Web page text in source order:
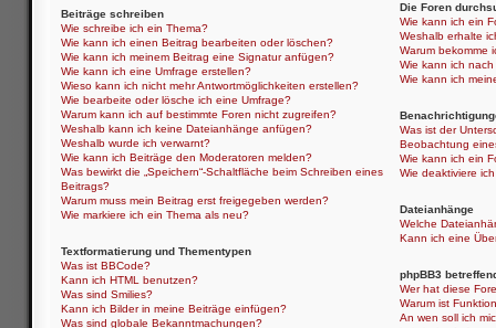
Beiträge schreiben
Wie schreibe ich ein Thema?
Wie kann ich einen Beitrag bearbeiten oder löschen?
Wie kann ich meinem Beitrag eine Signatur anfügen?
Wie kann ich eine Umfrage erstellen?
Wieso kann ich nicht mehr Antwortmöglichkeiten erstellen?
Wie bearbeite oder lösche ich eine Umfrage?
Warum kann ich auf bestimmte Foren nicht zugreifen?
Weshalb kann ich keine Dateianhänge anfügen?
Weshalb wurde ich verwarnt?
Wie kann ich Beiträge den Moderatoren melden?
Was bewirkt die „Speichern“-Schaltfläche beim Schreiben eines
Beitrags?
Warum muss mein Beitrag erst freigegeben werden?
Wie markiere ich ein Thema als neu?
Textformatierung und Thementypen
Was ist BBCode?
Kann ich HTML benutzen?
Was sind Smilies?
Kann ich Bilder in meine Beiträge einfügen?
Was sind globale Bekanntmachungen?
Die Foren
Wie kann ich ein
Weshalb erhalte
Warum bekomme
Wie kann ich
Wie kann ich
Was ist der
Beobachtung
Wie kann ich ein
Wie deaktiviere
Dateianhänge
Welche
Kann ich eine
phpBB3
Wer hat diese
Warum ist
An wen soll ich